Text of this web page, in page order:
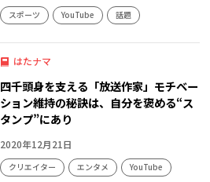
スポーツ YouTube 話題
はたナマ
四千頭身を支える「放送作家」モチベー
ション維持の秘訣は、自分を褒める“ス
タンプ”にあり
2020年12月21日
クリエイター エンタメ YouTube